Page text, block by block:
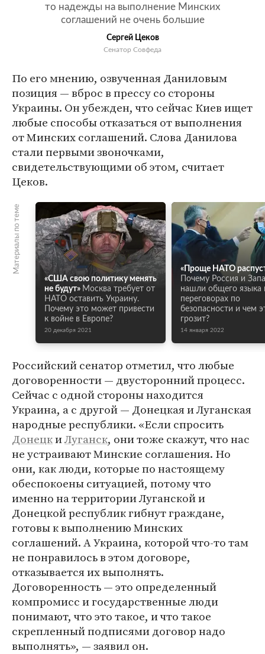
то надежды на выполнение Минских
соглашений не очень большие
Сергей Цеков
Сенатор Совфеда
По его мнению, озвученная Даниловым
позиция — вброс в прессу со стороны
Украины. Он убежден, что сейчас Киев ищет
любые способы отказаться от выполнения
от Минских соглашений. Слова Данилова
стали первыми звоночками,
свидетельствующими об этом, считает
Цеков.
Материалы по теме
«США свою политику менять
не будут» Москва требует от
НАТО оставить Украину.
Почему это может привести
к войне в Европе?
20 декабря 2021
«Проще НАТО
Почему Россия и
нашли общего языка
переговорах по
безопасности и чем
грозит?
14 января 2022
Российский сенатор отметил, что любые
договоренности — двусторонний процесс.
Сейчас с одной стороны находится
Украина, а с другой — Донецкая и Луганская
народные республики. «Если спросить
ДонецкиЛуганск, они тоже скажут, что нас
не устраивают Минские соглашения. Но
они, как люди, которые по настоящему
обеспокоены ситуацией, потому что
именно на территории Луганской и
Донецкой республик гибнут граждане,
готовы к выполнению Минских
соглашений. А Украина, которой что-то там
не понравилось в этом договоре,
отказывается их выполнять.
Договоренность — это определенный
компромисс и государственные люди
понимают, что это такое, и что такое
скрепленный подписями договор надо
выполнять», — заявил он.